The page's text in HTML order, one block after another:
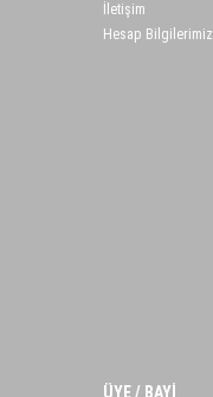
İletişim
Hesap Bilgilerimiz
ÜYE / BAYİ